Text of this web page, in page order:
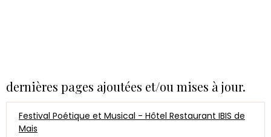
dernières pages ajoutées et/ou mises à jour.
Festival Poétique et Musical - Hôtel Restaurant IBIS de
Mais